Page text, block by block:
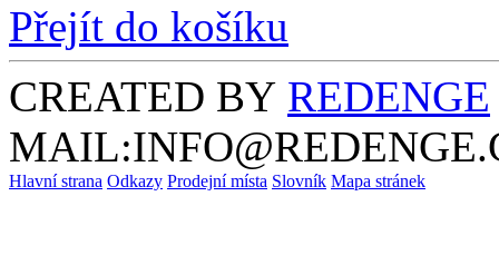
Přejít do košíku
CREATED BY REDENGE
Hlavní strana Odkazy Prodejní místa Slovník Mapa stránek